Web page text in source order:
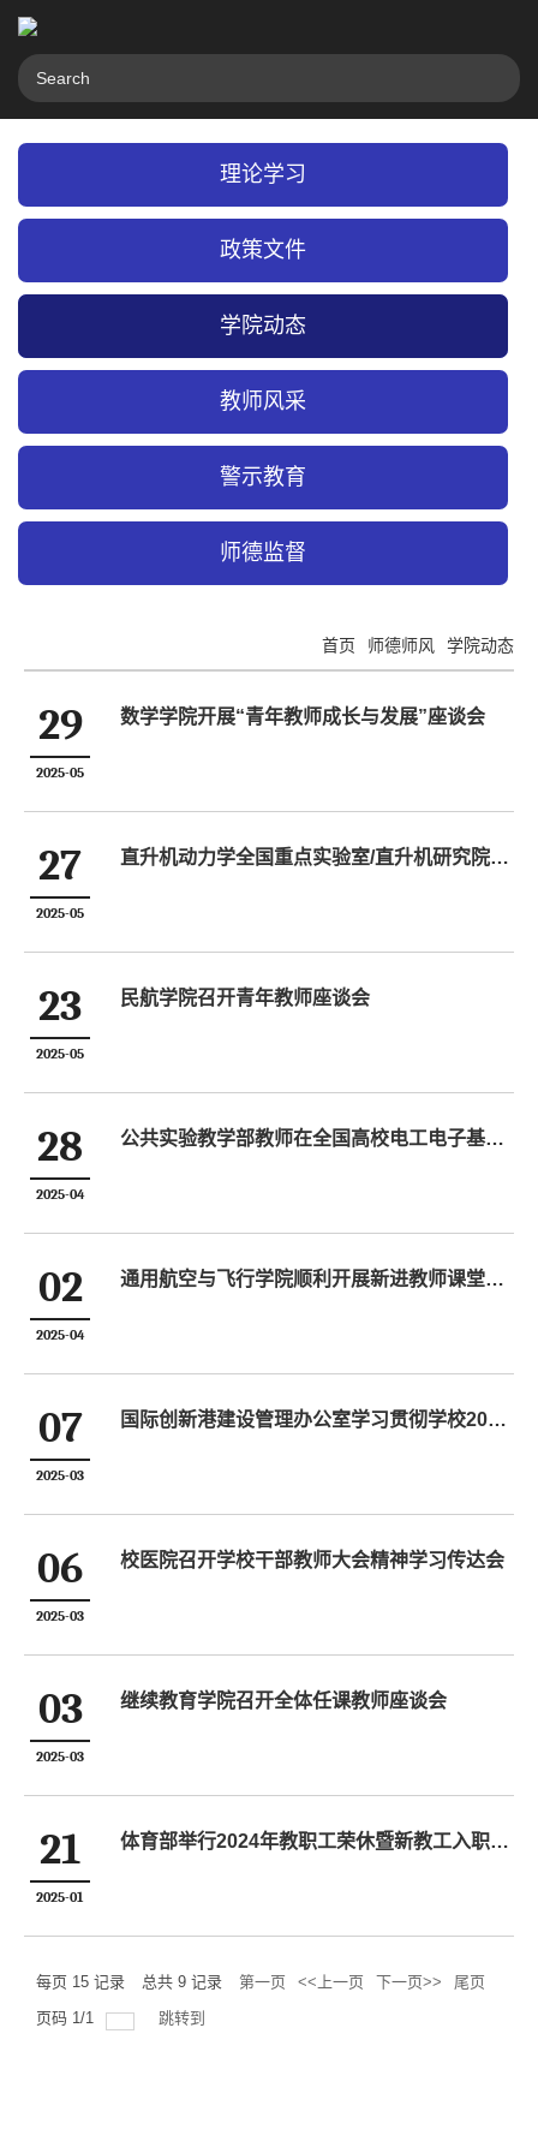
理论学习
政策文件
学院动态
教师风采
警示教育
师德监督
首页 师德师风 学院动态
29
2025-05
数学学院开展“青年教师成长与发展”座谈会
27
2025-05
直升机动力学全国重点实验室/直升机研究院召开退休教师座谈会暨建设发展情况汇报会
23
2025-05
民航学院召开青年教师座谈会
28
2025-04
公共实验教学部教师在全国高校电工电子基础课程实验教学案例设计竞赛华东赛区中喜获佳绩
02
2025-04
通用航空与飞行学院顺利开展新进教师课堂教学试讲活动
07
2025-03
国际创新港建设管理办公室学习贯彻学校2025年干部教师大会精神
06
2025-03
校医院召开学校干部教师大会精神学习传达会
03
2025-03
继续教育学院召开全体任课教师座谈会
21
2025-01
体育部举行2024年教职工荣休暨新教工入职仪式及2024年度表彰大会
每页 15 记录 总共 9 记录 第一页 <<上一页 下一页>>
尾页
页码 1/1 跳转到